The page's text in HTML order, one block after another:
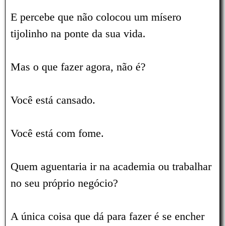
E percebe que não colocou um mísero
tijolinho na ponte da sua vida.
Mas o que fazer agora, não é?
Você está cansado.
Você está com fome.
Quem aguentaria ir na academia ou trabalhar
no seu próprio negócio?
A única coisa que dá para fazer é se encher